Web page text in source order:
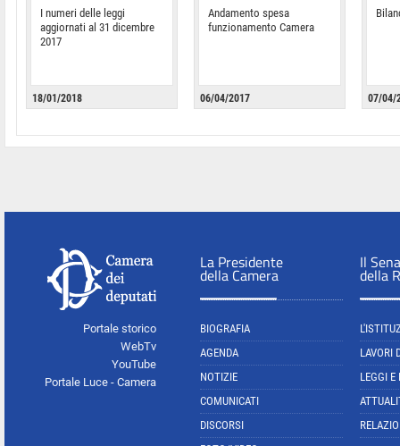
I numeri delle leggi
aggiornati al 31 dicembre
2017
18/01/2018
Andamento spesa
funzionamento Camera
06/04/2017 07/04/
Portale storico
WebTv
YouTube
Portale Luce - Camera
La Presidente
della Camera
BIOGRAFIA
AGENDA
NOTIZIE
COMUNICATI
DISCORSI
Il
della
LAVORI
LEGGI E